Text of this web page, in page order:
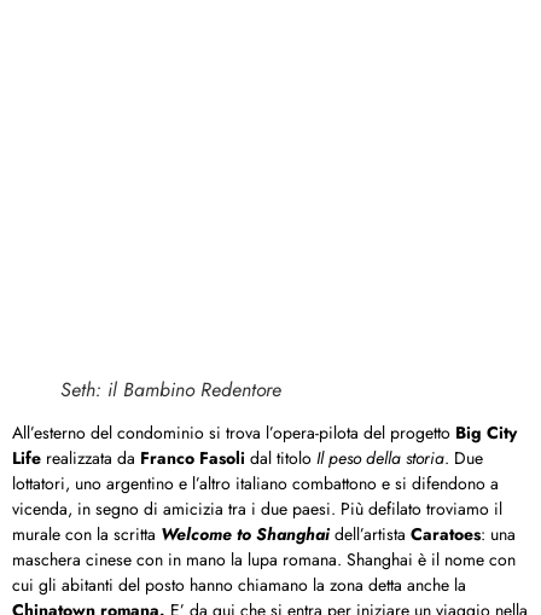
Seth: il Bambino Redentore
All’esterno del condominio si trova l’opera-pilota del progetto Big City
Life realizzata da Franco Fasoli dal titolo Il peso della storia. Due
lottatori, uno argentino e l’altro italiano combattono e si difendono a
vicenda, in segno di amicizia tra i due paesi. Più defilato troviamo il
murale con la scritta Welcome to Shanghaidell’artista Caratoes: una
maschera cinese con in mano la lupa romana. Shanghai è il nome con
cui gli abitanti del posto hanno chiamano la zona detta anche la
Chinatown romana. E’ da qui che si entra per iniziare un viaggio nella